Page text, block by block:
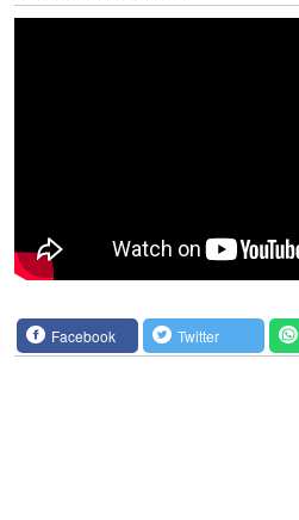
Facebook Twitter